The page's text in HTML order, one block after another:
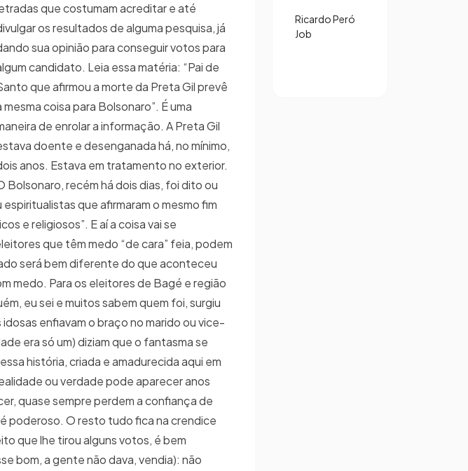
que costumam acreditar e até
os resultados de alguma pesquisa, já
sua opinião para conseguir votos para
candidato. Leia essa matéria: “Pai de
que afirmou a morte da Preta Gil prevê
mesma coisa para Bolsonaro”. É uma
de enrolar a informação. A Preta Gil
doente e desenganada há, no mínimo,
anos. Estava em tratamento no exterior.
Bolsonaro, recém há dois dias, foi dito ou
que afirmaram o mesmo fim
e religiosos”. E aí a coisa vai se
que têm medo “de cara” feia, podem
será bem diferente do que aconteceu
medo. Para os eleitores de Bagé e região
eu sei e muitos sabem quem foi, surgiu
enfiavam o braço no marido ou vice-
era só um) diziam que o fantasma se
história, criada e amadurecida aqui em
ou verdade pode aparecer anos
quase sempre perdem a confiança de
poderoso. O resto tudo fica na crendice
que lhe tirou alguns votos, é bem
bom, a gente não dava, vendia): não
Ricardo Peró
Job